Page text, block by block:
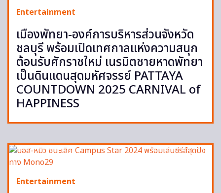
Entertainment
เมืองพัทยา-องค์การบริหารส่วนจังหวัด
ชลบุรี พร้อมเปิดเทศกาลแห่งความสนุก
ต้อนรับศักราชใหม่ เนรมิตชายหาดพัทยา
เป็นดินแดนสุดมหัศจรรย์ PATTAYA
COUNTDOWN 2025 CARNIVAL of
HAPPINESS
Entertainment